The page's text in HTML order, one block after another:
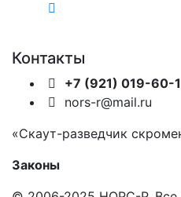
Контакты
+7 (921) 019-60-
nors-r@mail.ru
«Скаут-разведчик
Законы